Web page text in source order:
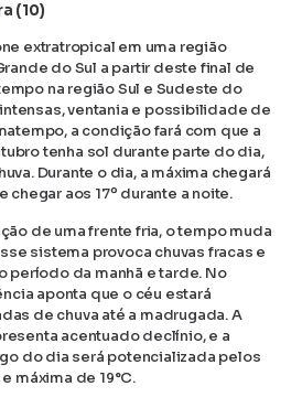
(10)
extratropical em uma região
do Sul a partir deste final de
na região Sul e Sudeste do
ventania e possibilidade de
a condição fará com que a
tenha sol durante parte do dia,
Durante o dia, a máxima chegará
chegar aos 17º durante a noite.
de uma frente fria, o tempo muda
sistema provoca chuvas fracas e
período da manhã e tarde. No
aponta que o céu estará
de chuva até a madrugada. A
acentuado declínio, e a
do dia será potencializada pelos
máxima de 19°C.